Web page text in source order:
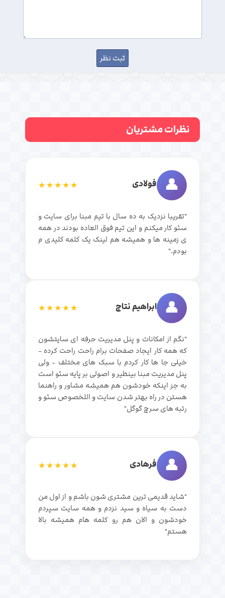
نظرات مشتریان
👤 فولادی ★★★★★
"تقریبا نزدیک به ده سال با تیم مبنا برای سایت و
سئو کار میکنم و این تیم فوق العاده بودند در همه
ی زمینه ها و همیشه هم لینک یک کلمه کلیدی م
بودم."
👤 ابراهیم نتاج ★★★★★
"نگم از امکانات و پنل مدیریت حرفه ای سایتشون
که همه کار ایجاد صفحات برام راحت راحت کرده -
خیلی جا ها کار کردم با سبک های مختلف - ولی
پنل مدیریت مبنا بینظیر و اصولی بر پایه سئو است
به جز اینکه خودشون هم همیشه مشاور و راهنما
هستن در راه بهتر شدن سایت و اللخصوص سئو و
رتبه های سرچ گوگل"
👤 فرهادی ★★★★★
"شاید قدیمی ترین مشتری شون باشم و از اول من
دست به سیاه و سید نزدم و همه سایت سپردم
خودشون و الان هم رو کلمه هام همیشه بالا
هستم"